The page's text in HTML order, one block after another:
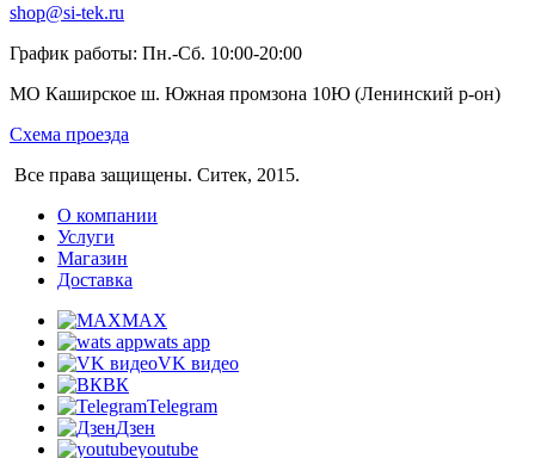
shop@si-tek.ru
График работы: Пн.-Сб. 10:00-20:00
МО Каширское ш. Южная промзона 10Ю (Ленинский р-он)
Схема проезда
Все права защищены. Ситек, 2015.
О компании
Услуги
Магазин
Доставка
MAX
wats app
VK видео
ВК
Telegram
Дзен
youtube